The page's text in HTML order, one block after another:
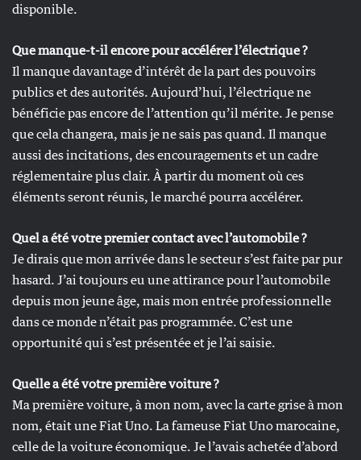
disponible.
Que manque-t-il encore pour accélérer l’électrique ?
Il manque davantage d’intérêt de la part des pouvoirs
publics et des autorités. Aujourd’hui, l’électrique ne
bénéficie pas encore de l’attention qu’il mérite. Je pense
que cela changera, mais je ne sais pas quand. Il manque
aussi des incitations, des encouragements et un cadre
réglementaire plus clair. À partir du moment où ces
éléments seront réunis, le marché pourra accélérer.
Quel a été votre premier contact avec l’automobile ?
Je dirais que mon arrivée dans le secteur s’est faite par pur
hasard. J’ai toujours eu une attirance pour l’automobile
depuis mon jeune âge, mais mon entrée professionnelle
dans ce monde n’était pas programmée. C’est une
opportunité qui s’est présentée et je l’ai saisie.
Quelle a été votre première voiture ?
Ma première voiture, à mon nom, avec la carte grise à mon
nom, était une Fiat Uno. La fameuse Fiat Uno marocaine,
celle de la voiture économique. Je l’avais achetée d’abord